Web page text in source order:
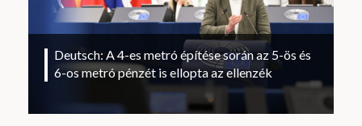
Deutsch: A 4-es metró építése során az 5-ös és
6-os metró pénzét is ellopta az ellenzék